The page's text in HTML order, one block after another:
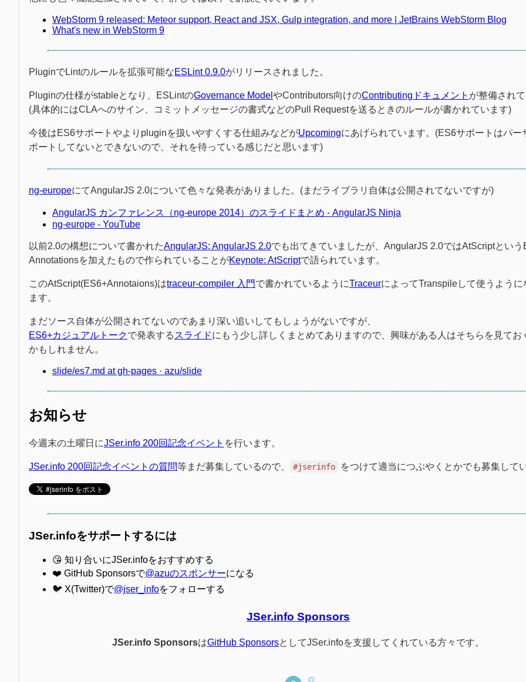
WebStorm 9 released: Meteor support, React and JSX, Gulp integration, and more | JetBrains WebStorm Blog
What's new in WebStorm 9
PluginでLintのルールを拡張可能なESLint 0.9.0がリリースされました。
Pluginの仕様がstableとなり、ESLintのGovernance Model やContributors向けのContributingドキュメント が整備され
(具体的にはCLAへのサイン、コミットメッセージの書式などのPull Requestを送るときのルールが書かれています)
今後はES6サポートやよりpluginを扱いやすくする仕組みなどがUpcomingにあげられています。(ES6サポートはパー
ポートしてないとできないので、それを待っている感じだと思います)
ng-europeにてAngularJS 2.0について色々な発表がありました。(まだライブラリ自体は公開されてないですが)
AngularJS カンファレンス（ng-europe 2014）のスライドまとめ - AngularJS Ninja
ng-europe - YouTube
以前2.0の構想について書かれたAngularJS: AngularJS 2.0でも出てきていましたが、AngularJS 2.0ではAtScriptという
Annotationsを加えたもので作られていることがKeynote: AtScriptで語られています。
このAtScript(ES6+Annotaions)はtraceur-compiler 入門で書かれているようにTraceurによってTranspileして使うように
ます。
まだソース自体が公開されてないのであまり深い追いしてもしょうがないですが、
ES6+カジュアルトークで発表する スライドにもう少し詳しくまとめてありますので、興味がある人はそちらを見てお
かもしれません。
slide/es7.md at gh-pages · azu/slide
お知らせ
今週末の土曜日にJSer.info 200回記念イベント を行います。
JSer.info 200回記念イベントの質問等まだ募集しているので、 #jserinfo をつけて適当につぶやくとかでも募集して
JSer.infoをサポートするには
😘 知り合いにJSer.infoをおすすめする
❤️ GitHub Sponsorsで@azuのスポンサーになる
🐦 X(Twitter)で@jser_infoをフォローする
JSer.info Sponsors
JSer.info SponsorsはGitHub SponsorsとしてJSer.infoを支援してくれている方々です。